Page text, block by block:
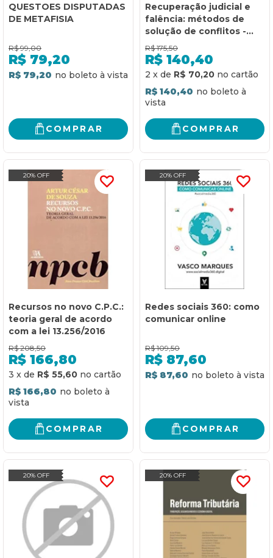
QUESTOES DISPUTADAS
DE METAFISIA
R$ 99,00
R$ 79,20
R$ 79,20
COMPRAR
Recuperação judicial e
falência: métodos de
solução de conflitos -
Brasil e Portugal
R$ 175,50
R$ 140,40
2 x de R$ 70,20
R$ 140,40
COMPRAR
20% OFF
Recursos no novo C.P.C.:
teoria geral de acordo
com a lei 13.256/2016
R$ 208,50
R$ 166,80
3 x de R$ 55,60
R$ 166,80
COMPRAR
20% OFF
Redes sociais 360: como
comunicar online
R$ 109,50
R$ 87,60
R$ 87,60
COMPRAR
20% OFF 20% OFF